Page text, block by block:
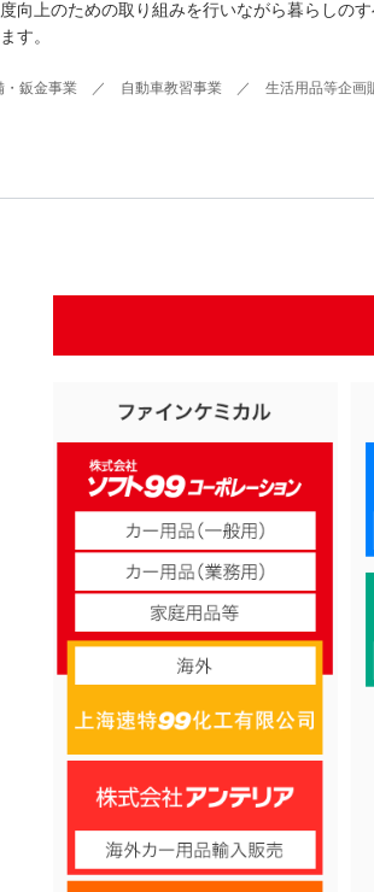
向上のための取り組みを行いながら暮らしの
す。
・鈑金事業 ／ 自動車教習事業 ／ 生活用品等企画